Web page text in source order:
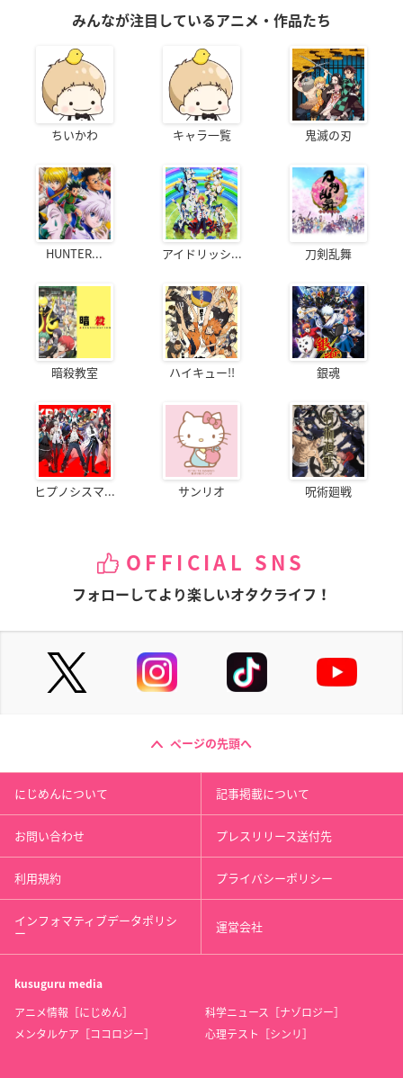
みんなが注目しているアニメ・作品たち
ちいかわ キャラ一覧 鬼滅の刃
HUNTER... アイドリッシ... 刀剣乱舞
暗殺教室 ハイキュー!! 銀魂
ヒプノシスマ... サンリオ 呪術廻戦
OFFICIAL SNS
フォローしてより楽しいオタクライフ！
ページの先頭へ
にじめんについて 記事掲載について
お問い合わせ プレスリリース送付先
利用規約 プライバシーポリシー
インフォマティブデータポリシ
ー 運営会社
kusuguru media
アニメ情報［にじめん］
科学ニュース［ナゾロジー］
メンタルケア［ココロジー］
心理テスト［シンリ］